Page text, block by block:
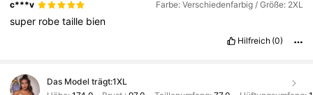
c***v Farbe: Verschiedenfarbig / Größe: 2XL
super robetaille bien
Hilfreich (0)
Das Model trägt:1XL